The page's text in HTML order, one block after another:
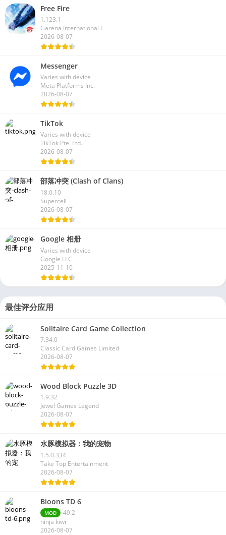
Free Fire
1.123.1
Garena International I
2026-08-07
Messenger
Varies with device
Meta Platforms Inc.
2026-08-07
TikTok
Varies with device
TikTok Pte. Ltd.
2026-08-07
部落冲突 (Clash of Clans)
18.0.10
Supercell
2026-08-07
Google 相册
Varies with device
Google LLC
2025-11-10
最佳评分应用
Solitaire Card Game Collection
7.34.0
Classic Card Games Limited
2026-08-07
Wood Block Puzzle 3D
1.9.32
Jewel Games Legend
2026-08-07
水豚模拟器：我的宠物
1.5.0.334
Take Top Entertainment
2026-08-07
Bloons TD 6
MOD
49.2
ninja kiwi
2026-08-07